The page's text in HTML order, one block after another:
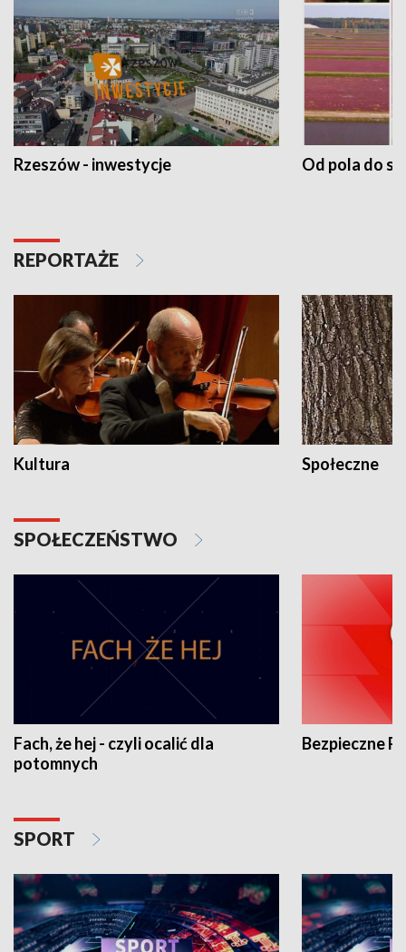
Rzeszów - inwestycje Od pola do
REPORTAŻE
Kultura Społeczne
SPOŁECZEŃSTWO
Fach, że hej - czyli ocalić dla
potomnych
Bezpieczne
SPORT